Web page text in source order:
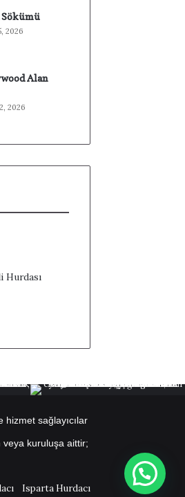
Sökümü
2026
Alan
2026
Hurdası
sağlayıcılar
veya kuruluşa aittir;
Isparta Hurdacı